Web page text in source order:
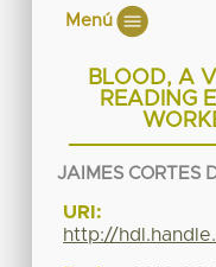
Menú
BLOOD, A
READING
JAIMES CORTES
URI:
http://